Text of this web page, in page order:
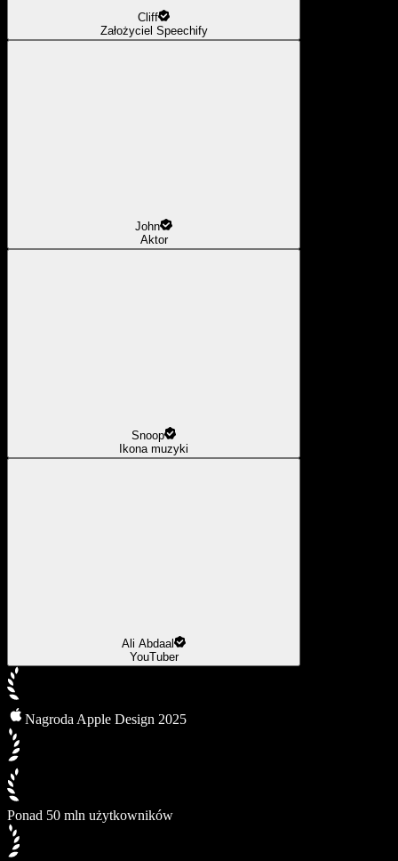
Cliff
Założyciel Speechify
John
Aktor
Snoop
Ikona muzyki
Ali Abdaal
YouTuber
Nagroda Apple Design 2025
Ponad 50 mln użytkowników